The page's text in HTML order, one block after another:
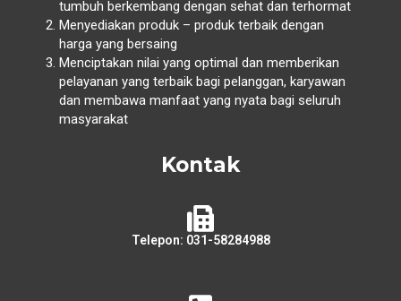
tumbuh berkembang dengan sehat dan terhormat
Menyediakan produk – produk terbaik dengan
harga yang bersaing
Menciptakan nilai yang optimal dan memberikan
pelayanan yang terbaik bagi pelanggan, karyawan
dan membawa manfaat yang nyata bagi seluruh
masyarakat
Kontak
Telepon: 031-58284988